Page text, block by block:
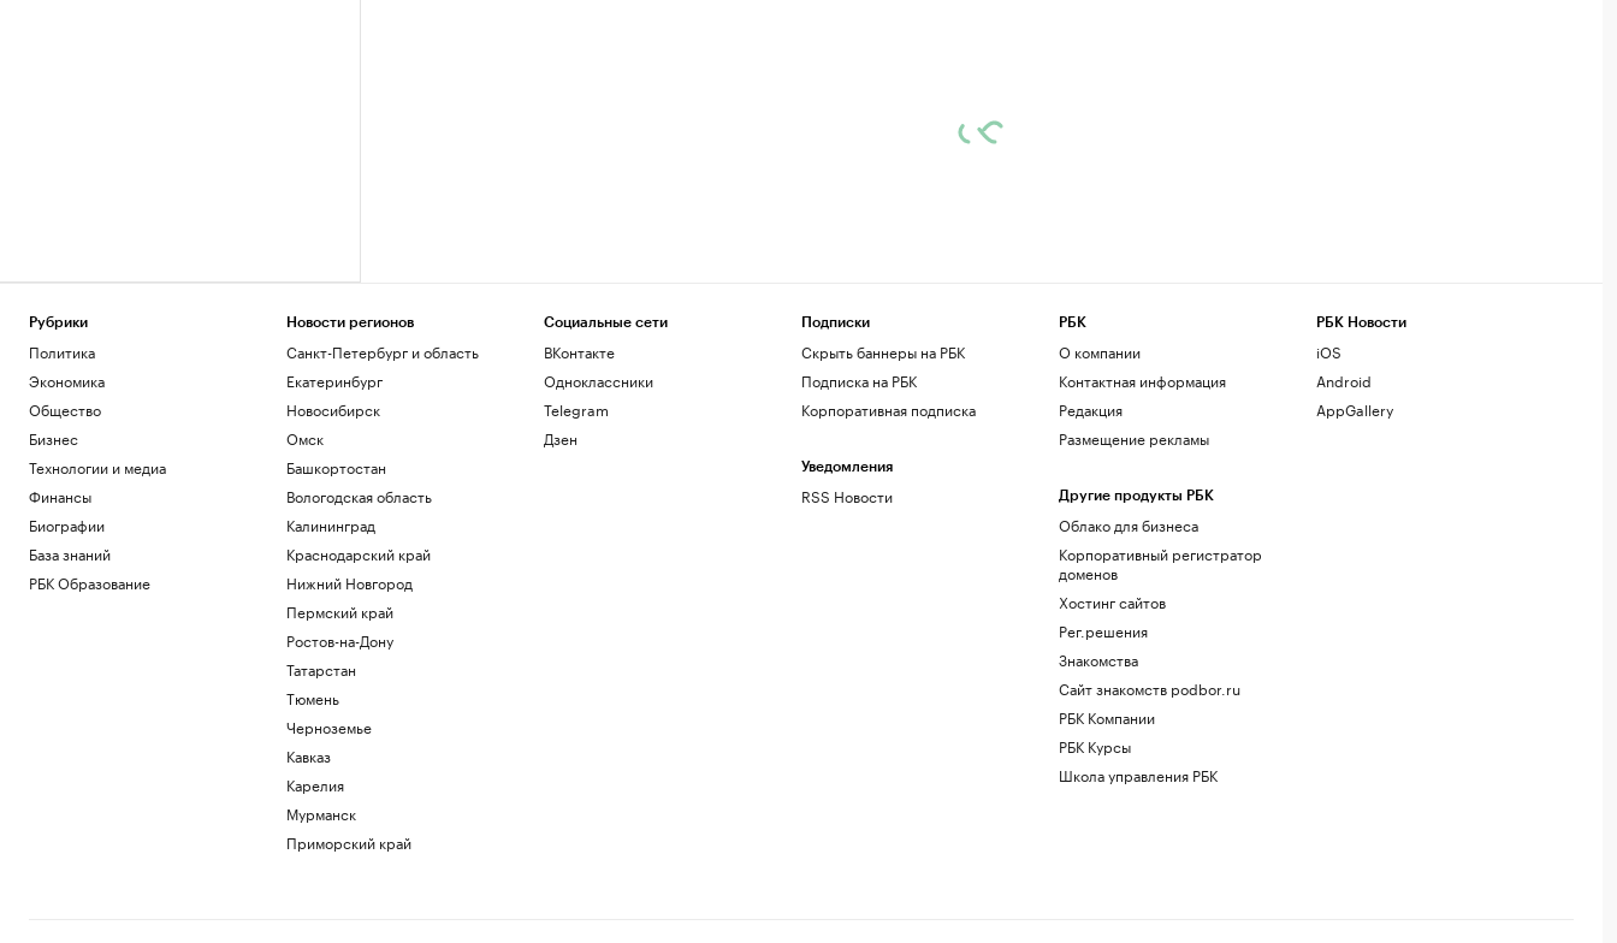
Рубрики
Политика
Экономика
Общество
Бизнес
Технологии и медиа
Финансы
Биографии
База знаний
РБК Образование
Новости регионов
Санкт-Петербург и область
Екатеринбург
Новосибирск
Омск
Башкортостан
Вологодская область
Калининград
Краснодарский край
Нижний Новгород
Пермский край
Ростов-на-Дону
Татарстан
Тюмень
Черноземье
Кавказ
Карелия
Мурманск
Приморский край
Социальные сети
ВКонтакте
Одноклассники
Telegram
Дзен
Подписки
Скрыть баннеры на РБК
Подписка на РБК
Корпоративная подписка
Уведомления
RSS Новости
РБК
О компании
Контактная информация
Редакция
Размещение рекламы
Другие продукты РБК
Облако для бизнеса
Корпоративный регистратор
доменов
Хостинг сайтов
Рег.решения
Знакомства
Сайт знакомств podbor.ru
РБК Компании
РБК Курсы
Школа управления РБК
РБК Новости
iOS
Android
AppGallery